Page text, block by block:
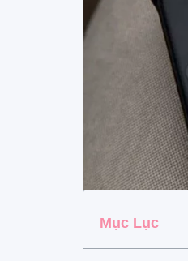
Mục Lục